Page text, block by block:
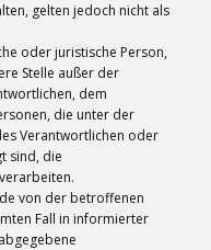
gelten jedoch nicht als
oder juristische Person,
Stelle außer der
dem
die unter der
Verantwortlichen oder
sind, die
von der betroffenen
Fall in informierter